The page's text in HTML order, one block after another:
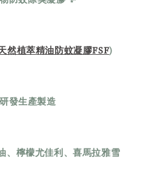
然植萃精油防蚊凝膠FSF)
發生產製造
、檸檬尤佳利、喜馬拉雅雪